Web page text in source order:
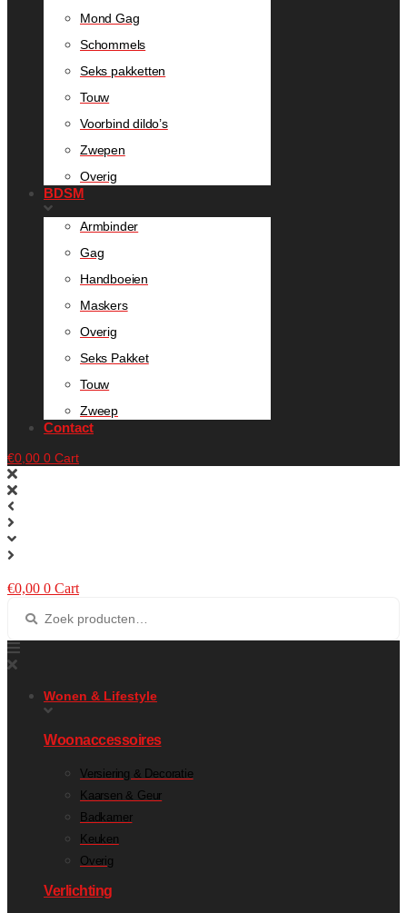
Mond Gag
Schommels
Seks pakketten
Touw
Voorbind dildo’s
Zwepen
Overig
BDSM
Armbinder
Gag
Handboeien
Maskers
Overig
Seks Pakket
Touw
Zweep
Contact
€0,00 0 Cart
€0,00 0 Cart
Wonen & Lifestyle
Woonaccessoires
Versiering & Decoratie
Kaarsen & Geur
Badkamer
Keuken
Overig
Verlichting